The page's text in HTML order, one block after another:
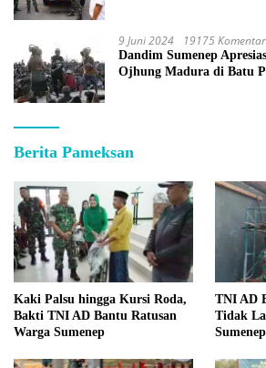
9 Juni 2024 19175 Komentar
Dandim Sumenep
Ojhung Madura di Batu
Berita Pameksan
Kaki Palsu hingga Kursi Roda,
Bakti TNI AD Bantu Ratusan
Warga Sumenep
TNI AD
Tidak
Sumenep